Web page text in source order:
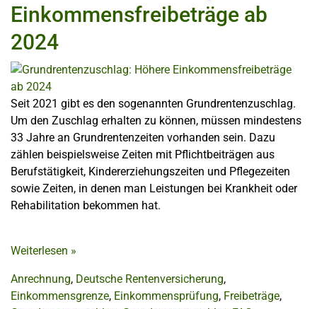
Einkommensfreibeträge ab
2024
Seit 2021 gibt es den sogenannten Grundrentenzuschlag.
Um den Zuschlag erhalten zu können, müssen mindestens
33 Jahre an Grundrentenzeiten vorhanden sein. Dazu
zählen beispielsweise Zeiten mit Pflichtbeiträgen aus
Berufstätigkeit, Kindererziehungszeiten und Pflegezeiten
sowie Zeiten, in denen man Leistungen bei Krankheit oder
Rehabilitation bekommen hat.
Weiterlesen »
Anrechnung, Deutsche Rentenversicherung,
Einkommensgrenze, Einkommensprüfung, Freibeträge,